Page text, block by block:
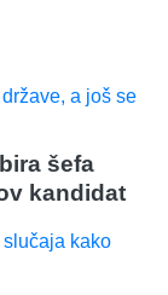
šefa
kandidat